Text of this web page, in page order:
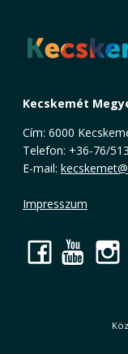
Kecskemét
Cím: 6000
Telefon: +36-76/
E-mail:
Impresszum